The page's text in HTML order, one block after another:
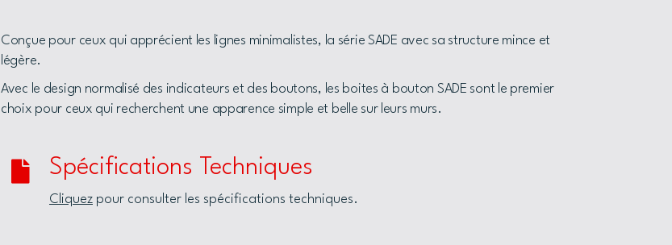
Conçue pour ceux qui apprécient les lignes minimalistes, la série SADE avec sa structure mince et
légère.
Avec le design normalisé des indicateurs et des boutons, les boites à bouton SADE sont le premier
choix pour ceux qui recherchent une apparence simple et belle sur leurs murs.
Spécifications Techniques
Cliquezpour consulter les spécifications techniques.